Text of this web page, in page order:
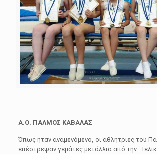
Α.Ο. ΠΑΛΜΟΣ ΚΑΒΑΛΑΣ
Όπως ήταν αναμενόμενο, οι αθλήτριες του
επέστρεψαν γεμάτες μετάλλια από την